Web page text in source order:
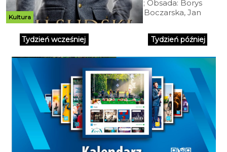
Kultura
Reż.: Michał Rosa; Obsada: Borys
Szyc, Magdalena Boczarska, Jan
Marczewski, Józej Pawłowski,
Maria Dębska; Dramat
historyczny; Polska 2019; 107 min.
Tydzień wcześniej Tydzień później